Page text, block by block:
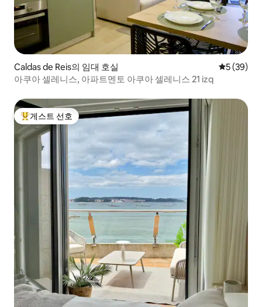
Caldas de Reis의 임대 호실 평점 5점(5
5 (39)
아쿠아 셀레니스, 아파트멘토 아쿠아 셀레니스 21 izq
상위 게스트 선호
게스트 선호